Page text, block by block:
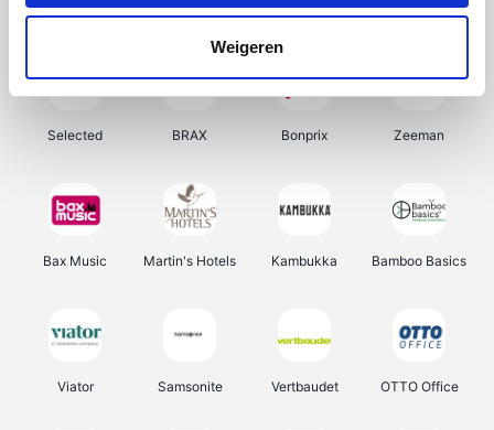
Weigeren
Samsung My Jewellery Delonghi Tennis Point
Selected BRAX Bonprix Zeeman
Bax Music Martin's Hotels Kambukka Bamboo Basics
Viator Samsonite Vertbaudet OTTO Office